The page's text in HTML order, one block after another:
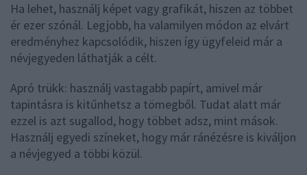
Ha lehet, használj képet vagy grafikát, hiszen az többet
ér ezer szónál. Legjobb, ha valamilyen módon az elvárt
eredményhez kapcsolódik, hiszen így ügyfeleid már a
névjegyeden láthatják a célt.
Apró trükk: használj vastagabb papírt, amivel már
tapintásra is kitűnhetsz a tömegből. Tudat alatt már
ezzel is azt sugallod, hogy többet adsz, mint mások.
Használj egyedi színeket, hogy már ránézésre is kiváljon
a névjegyed a többi közül.